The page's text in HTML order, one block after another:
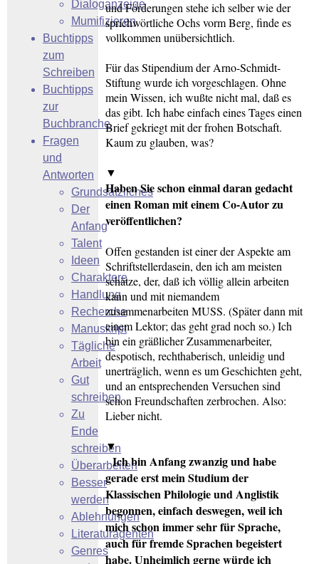
Dialoganzeige
Mumifizieren
Buchtipps
zum
Schreiben
Buchtipps
zur
Buchbranche
Fragen
und
Antworten
Grundsätzliches
Der
Anfang
Talent
Ideen
Charaktere
Handlung
Recherche
Manuskript
Tägliche
Arbeit
Gut
schreiben
Zu
Ende
schreiben
Überarbeiten
Besser
werden
Ablehnungen
Literaturagenten
Genres
und Förderungen stehe ich selber wie der
sprichwörtliche Ochs vorm Berg, finde es
vollkommen unübersichtlich.
Für das Stipendium der Arno-Schmidt-
Stiftung wurde ich vorgeschlagen. Ohne
mein Wissen, ich wußte nicht mal, daß es
das gibt. Ich habe einfach eines Tages einen
Brief gekriegt mit der frohen Botschaft.
Kaum zu glauben, was?
▼
Haben Sie schon einmal daran gedacht
einen Roman mit einem Co-Autor zu
veröffentlichen?
Offen gestanden ist einer der Aspekte am
Schriftstellerdasein, den ich am meisten
schätze, der, daß ich völlig allein arbeiten
kann und mit niemandem
zusammenarbeiten MUSS. (Später dann mit
einem Lektor; das geht grad noch so.) Ich
bin ein gräßlicher Zusammenarbeiter,
despotisch, rechthaberisch, unleidig und
unerträglich, wenn es um Geschichten geht,
und an entsprechenden Versuchen sind
schon Freundschaften zerbrochen. Also:
Lieber nicht.
▼
Ich bin Anfang zwanzig und habe
gerade erst mein Studium der
Klassischen Philologie und Anglistik
begonnen, einfach deswegen, weil ich
mich schon immer sehr für Sprache,
auch für fremde Sprachen begeistert
habe. Unheimlich gerne würde ich